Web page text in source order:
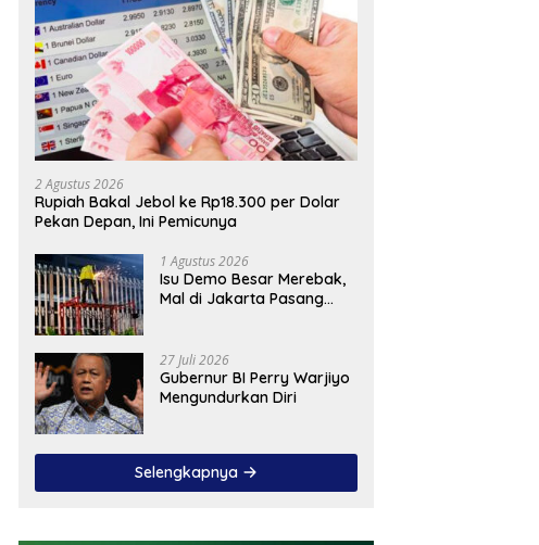
2 Agustus 2026
Rupiah Bakal Jebol ke Rp18.300 per Dolar
Pekan Depan, Ini Pemicunya
1 Agustus 2026
Isu Demo Besar Merebak,
Mal di Jakarta Pasang
27 Juli 2026
Gubernur BI Perry Warjiyo
Mengundurkan Diri
Selengkapnya